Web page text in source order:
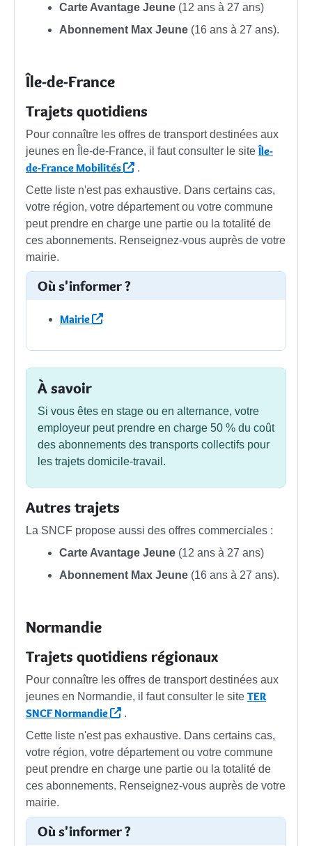
Carte Avantage Jeune (12 ans à 27 ans)
Abonnement Max Jeune (16 ans à 27 ans).
Île-de-France
Trajets quotidiens
Pour connaître les offres de transport destinées aux
jeunes en Île-de-France, il faut consulter le site Île-
de-France Mobilités
.
Cette liste n'est pas exhaustive. Dans certains cas,
votre région, votre département ou votre commune
peut prendre en charge une partie ou la totalité de
ces abonnements. Renseignez-vous auprès de votre
mairie.
Où s'informer ?
Mairie
À savoir
Si vous êtes en stage ou en alternance, votre
employeur peut prendre en charge 50 % du coût
des abonnements des transports collectifs pour
les trajets domicile-travail.
Autres trajets
La SNCF propose aussi des offres commerciales :
Carte Avantage Jeune (12 ans à 27 ans)
Abonnement Max Jeune (16 ans à 27 ans).
Normandie
Trajets quotidiens régionaux
Pour connaître les offres de transport destinées aux
jeunes en Normandie, il faut consulter le site TER
SNCF Normandie
.
Cette liste n'est pas exhaustive. Dans certains cas,
votre région, votre département ou votre commune
peut prendre en charge une partie ou la totalité de
ces abonnements. Renseignez-vous auprès de votre
mairie.
Où s'informer ?